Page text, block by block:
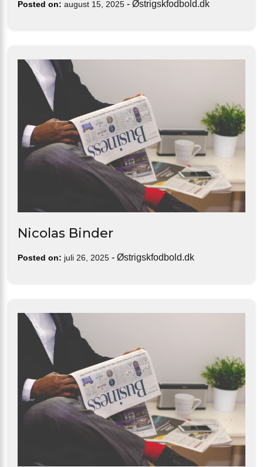
Posted on: august 15, 2025 - Østrigskfodbold.dk
Nicolas Binder
Posted on: juli 26, 2025 - Østrigskfodbold.dk